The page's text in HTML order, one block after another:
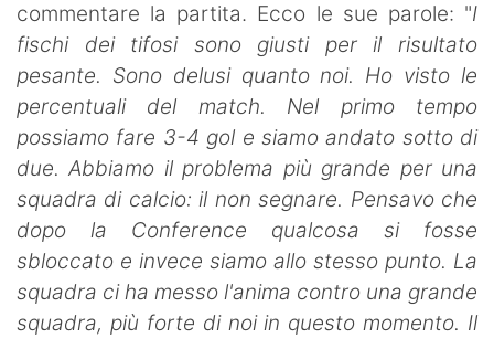
commentare la partita. Ecco le sue parole: "I
fischi dei tifosi sono giusti per il risultato
pesante. Sono delusi quanto noi. Ho visto le
percentuali del match. Nel primo tempo
possiamo fare 3-4 gol e siamo andato sotto di
due. Abbiamo il problema più grande per una
squadra di calcio: il non segnare. Pensavo che
dopo la Conference qualcosa si fosse
sbloccato e invece siamo allo stesso punto. La
squadra ci ha messo l'anima contro una grande
squadra, più forte di noi in questo momento. Il